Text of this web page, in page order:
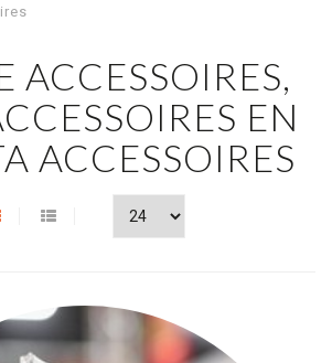
ACCESSOIRES,
EN
ACCESSOIRES